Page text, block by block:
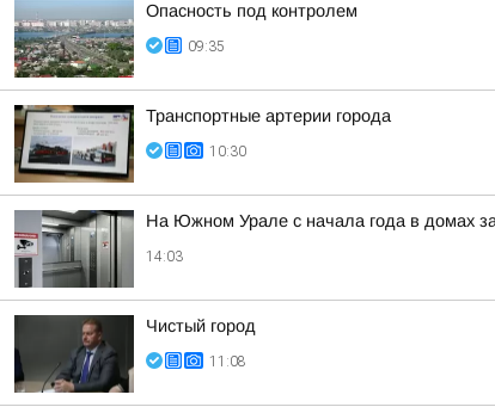
Опасность под контролем
09:35
Транспортные артерии города
10:30
На Южном Урале с начала года в домах
14:03
Чистый город
11:08